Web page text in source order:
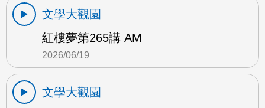
文學大觀園
紅樓夢第265講 AM
2026/06/19
文學大觀園